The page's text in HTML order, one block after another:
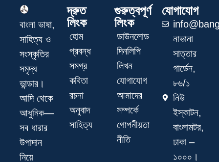
বাংলা ভাষা,
সাহিত্য ও
সংস্কৃতির
সমৃদ্ধ
ভান্ডার।
আদি থেকে
আধুনিক—
সব ধারার
উপাদান
নিয়ে
দ্রুত
লিংক
হোম
প্রবন্ধ
সমগ্র
কবিতা
রচনা
অনুবাদ
সাহিত্য
গুরুত্বপূর্ণ
লিংক
ডাউনলোড
দিনলিপি
লিখন
যোগাযোগ
আমাদের
সম্পর্কে
গোপনীয়তা
নীতি
যোগাযোগ
নাভানা
সাত্তার
গার্ডেন,
৮৬/১
নিউ
ইস্কাটন,
বাংলামটর,
ঢাকা –
১০০০।